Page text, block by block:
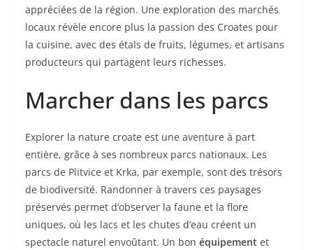
appréciées de la région. Une exploration des marchés
locaux révèle encore plus la passion des Croates pour
la cuisine, avec des étals de fruits, légumes, et artisans
producteurs qui partagent leurs richesses.
Marcher dans les parcs
Explorer la nature croate est une aventure à part
entière, grâce à ses nombreux parcs nationaux. Les
parcs de Plitvice et Krka, par exemple, sont des trésors
de biodiversité. Randonner à travers ces paysages
préservés permet d’observer la faune et la flore
uniques, où les lacs et les chutes d’eau créent un
spectacle naturel envoûtant. Un bon équipement et